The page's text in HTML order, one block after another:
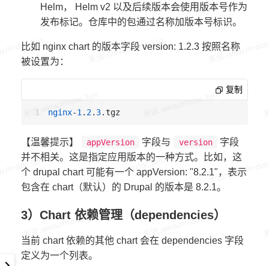
example:
Helm， Helm v2 以及后续版本会使用版本号作为
发布标记。仓库中的包通过名称加版本号标识。
比如 nginx chart 的版本字段 version: 1.2.3 按照名称
被设置为：
复制
nginx-1 . 2. 3
【温馨提示】 appVersion 字段与 version
字段
并不相关。这是指定应用版本的一种方式。比如，这
个 drupal chart 可能有一个 appVersion: "8.2.1"，表示
包含在 chart（默认）的 Drupal 的版本是 8.2.1。
3）Chart 依赖管理（dependencies）
当前 chart 依赖的其他 chart 会在 dependencies 字段
定义为一个列表。